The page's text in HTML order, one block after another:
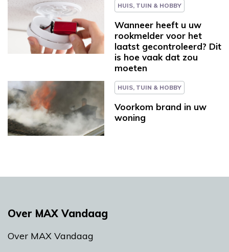
HUIS, TUIN & HOBBY
Wanneer heeft u uw
rookmelder voor het
laatst gecontroleerd? Dit
is hoe vaak dat zou
moeten
HUIS, TUIN & HOBBY
Voorkom brand in uw
woning
Over MAX Vandaag
Over MAX Vandaag